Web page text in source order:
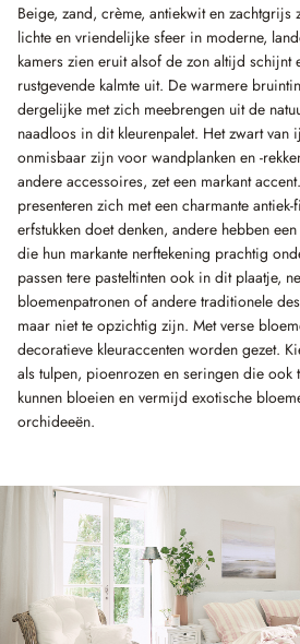
Beige, zand, crème, antiekwit en
lichte en vriendelijke sfeer in moderne,
kamers zien eruit alsof de zon altijd schijnt
rustgevende kalmte uit. De warmere
dergelijke met zich meebrengen uit de
naadloos in dit kleurenpalet. Het zwart van
onmisbaar zijn voor wandplanken en -
andere accessoires, zet een markant
presenteren zich met een charmante
erfstukken doet denken, andere hebben
die hun markante nerftekening prachtig
passen tere pasteltinten ook in dit plaatje,
bloemenpatronen of andere traditionele
maar niet te opzichtig zijn. Met verse
decoratieve kleuraccenten worden gezet.
als tulpen, pioenrozen en seringen die ook
kunnen bloeien en vermijd exotische
orchideeën.